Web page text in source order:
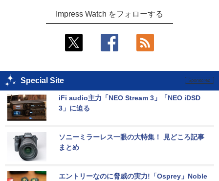
Impress Watch をフォローする
Special Site
iFi audio主力「NEO Stream 3」「NEO iDSD
3」に迫る
ソニーミラーレス一眼の大特集！ 見どころ記事
まとめ
エントリーなのに脅威の実力!「Osprey」Noble